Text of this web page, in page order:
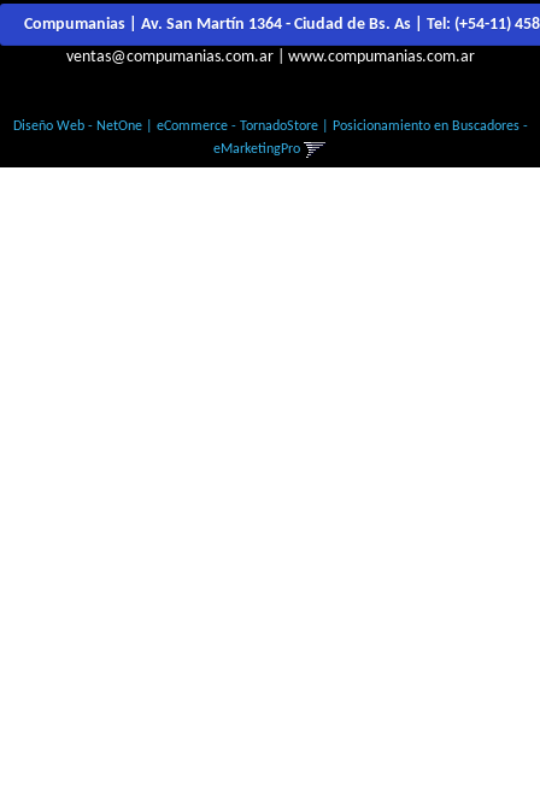
Compumanias | Av. San Martín 1364 - Ciudad de Bs. As | Tel: (+54-11)
ventas@compumanias.com.ar| www.compumanias.com.ar
Diseño Web - NetOne| eCommerce - TornadoStore| Posicionamiento en Buscadores -
eMarketingPro